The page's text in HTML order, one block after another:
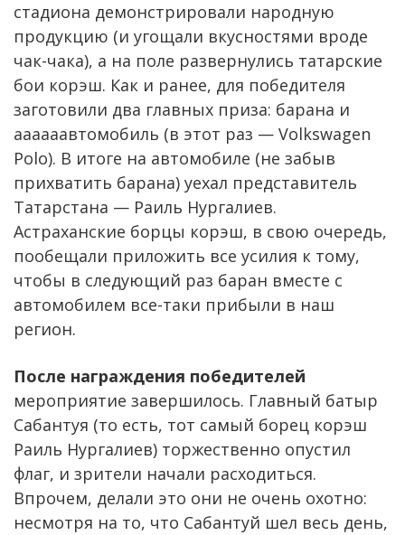
стадиона демонстрировали народную
продукцию (и угощали вкусностями вроде
чак-чака), а на поле развернулись татарские
бои корэш. Как и ранее, для победителя
заготовили два главных приза: барана и
аааааавтомобиль (в этот раз — Volkswagen
Polo). В итоге на автомобиле (не забыв
прихватить барана) уехал представитель
Татарстана — Раиль Нургалиев.
Астраханские борцы корэш, в свою очередь,
пообещали приложить все усилия к тому,
чтобы в следующий раз баран вместе с
автомобилем все-таки прибыли в наш
регион.
После награждения победителей
мероприятие завершилось. Главный батыр
Сабантуя (то есть, тот самый борец корэш
Раиль Нургалиев) торжественно опустил
флаг, и зрители начали расходиться.
Впрочем, делали это они не очень охотно:
несмотря на то, что Сабантуй шел весь день,